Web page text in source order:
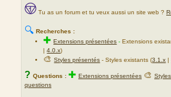
Tu as un forum et tu veux aussi un site web ?
🔍 Recherches :
✚Extensions présentées -Extensions
|4.0.x)
🎨Styles présentés - Styles existants (3.1.x |
? Questions : ✚ Extensions présentées 🎨
questions